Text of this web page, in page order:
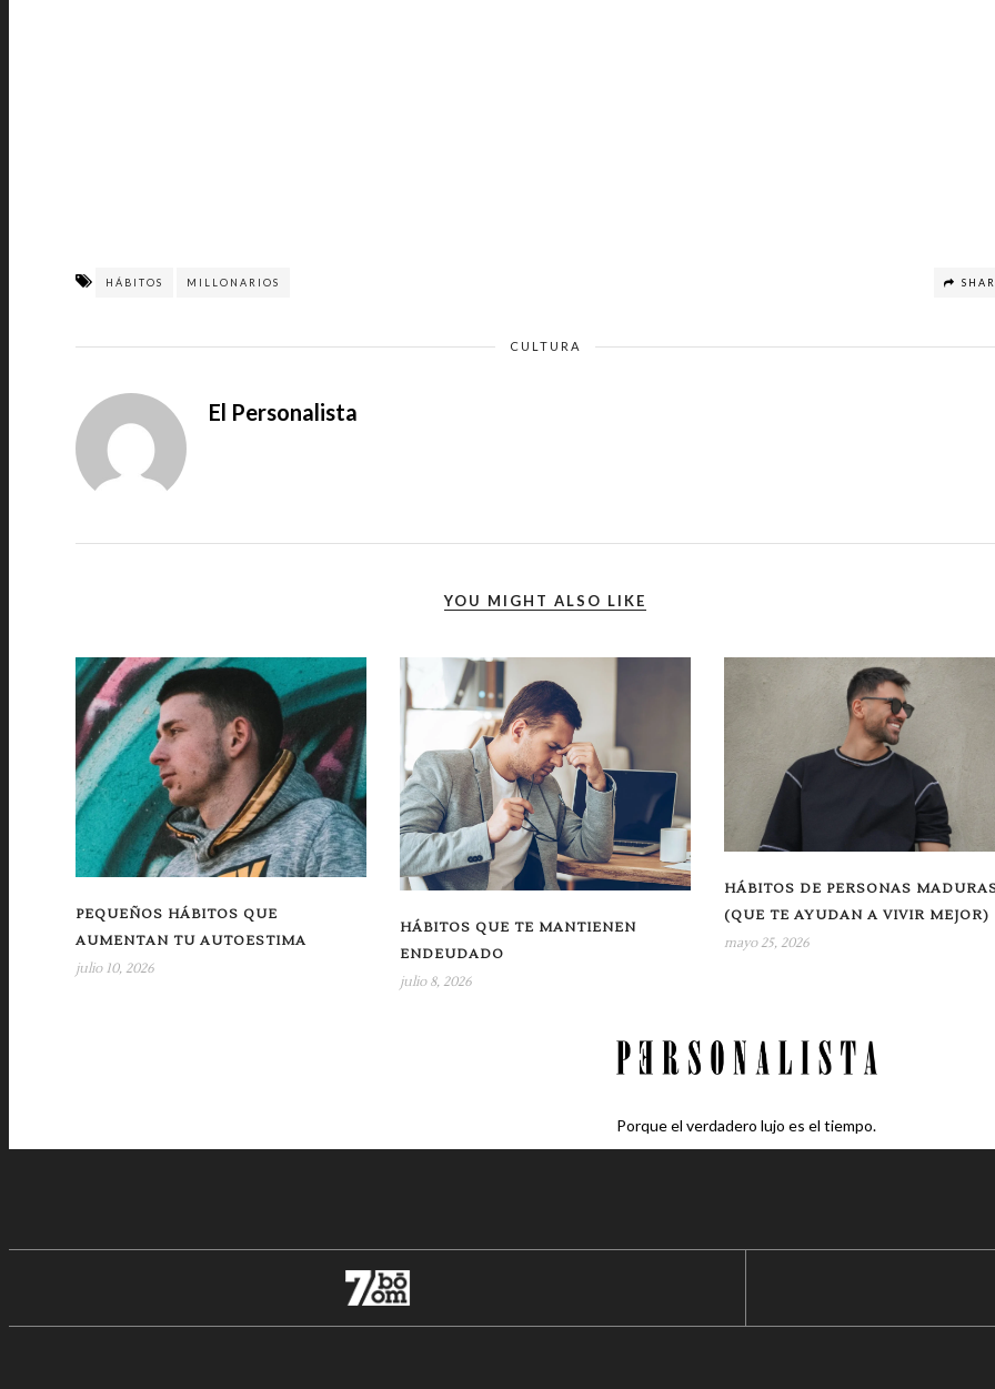
HÁBITOS MILLONARIOS
CULTURA
El Personalista
YOU MIGHT ALSO LIKE
PEQUEÑOS HÁBITOS QUE
AUMENTAN TU AUTOESTIMA
julio 10, 2026
HÁBITOS QUE TE MANTIENEN
ENDEUDADO
julio 8, 2026
HÁBITOS DE PERSONAS
(QUE TE AYUDAN A VIVIR MEJOR)
mayo 25, 2026
Porque el verdadero lujo es el tiempo.